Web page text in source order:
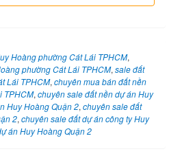
Hoàng phường Cát Lái TPHCM,
phường Cát Lái TPHCM, sale đất
Lái TPHCM, chuyên mua bán đất nền
TPHCM, chuyên sale đất nền dự án Huy
Huy Hoàng Quận 2, chuyên sale đất
2, chuyên sale đất dự án công ty Huy
án Huy Hoàng Quận 2